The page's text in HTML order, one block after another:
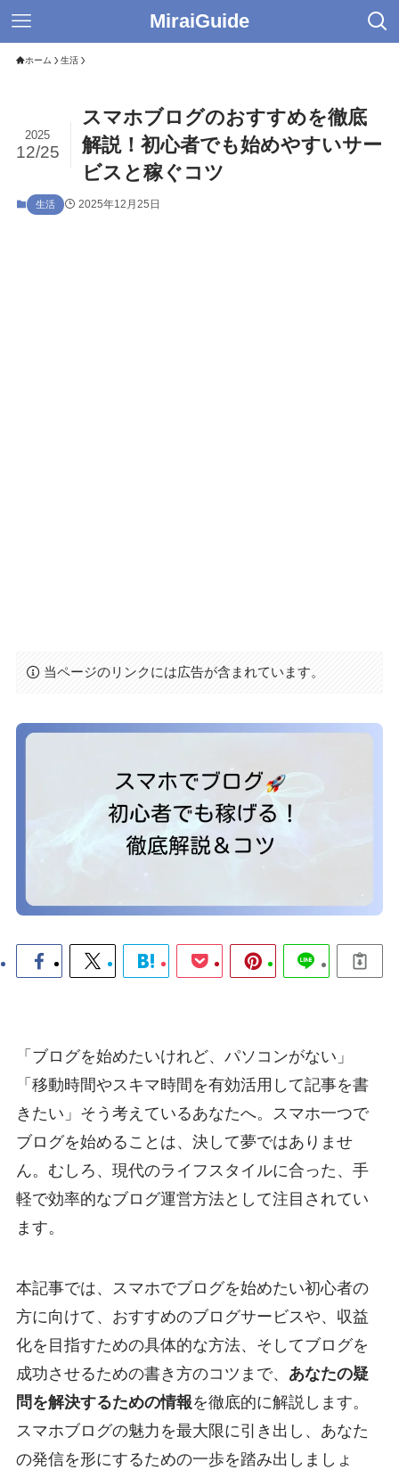
MiraiGuide
ホーム 生活
スマホブログのおすすめを徹底
解説！初心者でも始めやすいサー
ビスと稼ぐコツ
2025
12/25
生活 2025年12月25日
当ページのリンクには広告が含まれています。
「ブログを始めたいけれど、パソコンがない」
「移動時間やスキマ時間を有効活用して記事を書
きたい」そう考えているあなたへ。スマホ一つで
ブログを始めることは、決して夢ではありませ
ん。むしろ、現代のライフスタイルに合った、手
軽で効率的なブログ運営方法として注目されてい
ます。
本記事では、スマホでブログを始めたい初心者の
方に向けて、おすすめのブログサービスや、収益
化を目指すための具体的な方法、そしてブログを
成功させるための書き方のコツまで、 あなたの疑
問を解決するための情報を徹底的に解説します。
スマホブログの魅力を最大限に引き出し、あなた
の発信を形にするための一歩を踏み出しましょ